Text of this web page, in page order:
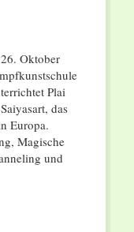
Oktober
Plai
das
Europa.
Magische
und